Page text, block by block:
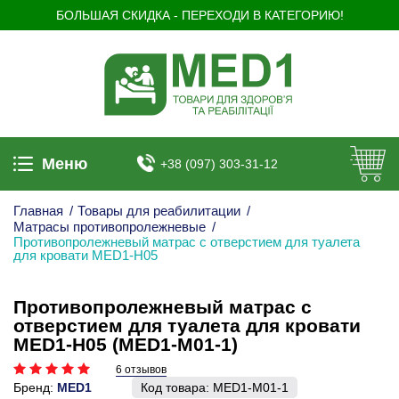
БОЛЬШАЯ СКИДКА - ПЕРЕХОДИ В КАТЕГОРИЮ!
Меню +38 (097) 303-31-12
Главная / Товары для реабилитации /
Матрасы противопролежневые /
Противопролежневый матрас c отверстием для туалета
для кровати MED1-H05
Противопролежневый матрас c
отверстием для туалета для кровати
MED1-H05 (MED1-M01-1)
6 отзывов
Бренд: MED1 Код товара: MED1-M01-1